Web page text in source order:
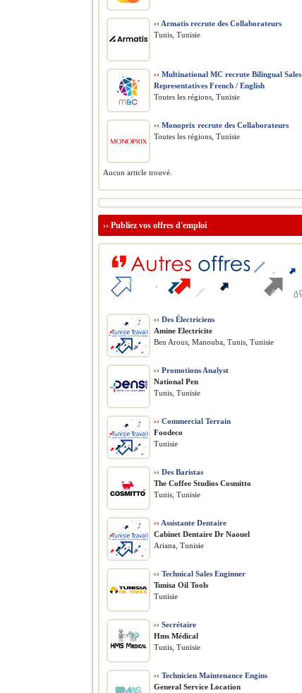
›› Armatis recrute des Collaborateurs
Tunis, Tunisie
›› Multinational MC recrute Bilingual Sales
Representatives French / English
Toutes les régions, Tunisie
›› Monoprix recrute des Collaborateurs
Toutes les régions, Tunisie
Aucun article trouvé.
›› Publiez vos offres d'emploi
›› Des Électriciens
Amine Electricite
Ben Arous, Manouba, Tunis, Tunisie
›› Promotions Analyst
National Pen
Tunis, Tunisie
›› Commercial Terrain
Foodeco
Tunisie
›› Des Baristas
The Coffee Studios Cosmitto
Tunis, Tunisie
›› Assistante Dentaire
Cabinet Dentaire Dr Naouel
Ariana, Tunisie
›› Technical Sales Enginner
Tunisa Oil Tools
Tunisie
›› Secrétaire
Hms Médical
Tunis, Tunisie
›› Technicien Maintenance Engins
General Service Location